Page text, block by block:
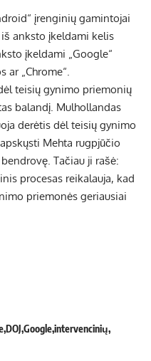
įrenginių gamintojai
anksto įkeldami kelis
įkeldami „Google“
ar „Chrome“.
teisių gynimo priemonių
balandį. Mulhollandas
derėtis dėl teisių gynimo
Mehta rugpjūčio
Tačiau ji rašė:
procesas reikalauja, kad
priemonės geriausiai
DOJ Googleintervencinių